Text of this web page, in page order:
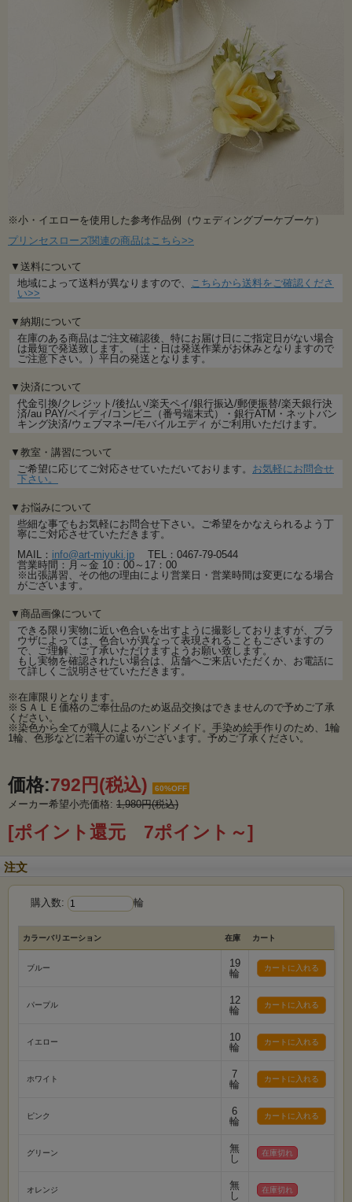
※小・イエローを使用した参考作品例（ウェディングブーケブーケ）
プリンセスローズ関連の商品はこちら>>
▼送料について
地域によって送料が異なりますので、
こちらから送料をご確認くださ
い>>
▼納期について
在庫のある商品はご注文確認後、特にお届け日にご指定日がない場合
は最短で発送致します。（土・日は発送作業がお休みとなりますので
ご注意下さい。）平日の発送となります。
▼決済について
代金引換/クレジット/後払い/楽天ペイ/銀行振込/郵便振替/楽天銀行決
済/au PAY/ペイディ/コンビニ（番号端末式）・銀行ATM・ネットバン
キング決済/ウェブマネー/モバイルエディ がご利用いただけます。
▼教室・講習について
ご希望に応じてご対応させていただいております。 お気軽にお問合せ
下さい。
▼お悩みについて
些細な事でもお気軽にお問合せ下さい。ご希望をかなえられるよう丁
寧にご対応させていただきます。
MAIL： info@art-miyuki.jp TEL：0467-79-0544
営業時間：月～金 10：00～17：00
※出張講習、その他の理由により営業日・営業時間は変更になる場合
がございます。
▼商品画像について
できる限り実物に近い色合いを出すように撮影しておりますが、ブラ
ウザによっては、色合いが異なって表現されることもございますの
で、ご理解、ご了承いただけますようお願い致します。
もし実物を確認されたい場合は、店舗へご来店いただくか、お電話に
て詳しくご説明させていただきます。
※在庫限りとなります。
※ＳＡＬＥ価格のご奉仕品のため返品交換はできませんので予めご了承
ください。
※染色から全てが職人によるハンドメイド。手染め絵手作りのため、1輪
1輪、色形などに若干の違いがございます。予めご了承ください。
価格:792円(税込) 60%OFF
メーカー希望小売価格: 1,980円(税込)
[ポイント還元 7ポイント～]
注文
購入数: 輪
カラーバリエーション 在庫 カート
ブルー
19
輪
パープル
12
輪
イエロー
10
輪
ホワイト
7
輪
ピンク
6
輪
グリーン
無
し
在庫切れ
オレンジ
無
し
在庫切れ